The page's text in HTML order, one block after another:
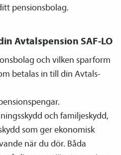
pensions­bolag.
Avtals­pension SAF-LO
och vilken sparform
betalas in till din Avtals­
och familje­skydd,
som ger ekonomisk
när du dör. Båda